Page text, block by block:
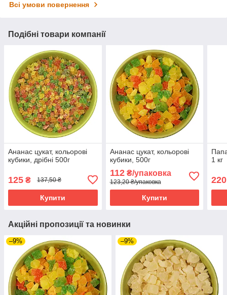
Всі умови повернення
Подібні товари компанії
Ананас цукат, кольорові
кубики, дрібні 500г
125 ₴ 137,50 ₴
Купити
Ананас цукат, кольорові
кубики, 500г
112₴/упаковка
123,20 ₴/упаковка
Купити
1 кг
220
Акційні пропозиції та новинки
–9% –9%